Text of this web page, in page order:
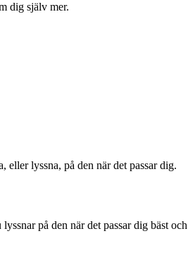
dig själv mer.
lyssna, på den när det passar dig.
på den när det passar dig bäst